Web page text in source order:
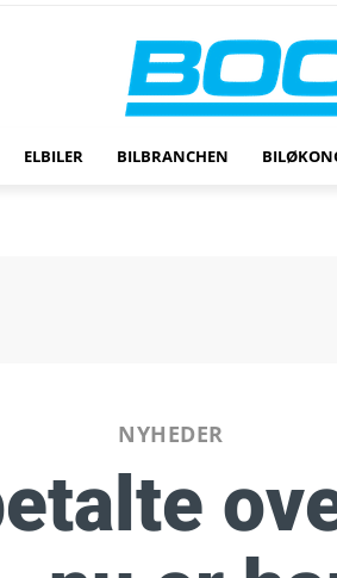
ELBILER BILBRANCHEN
NYHEDER